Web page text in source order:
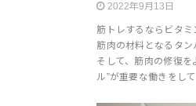
2022年9月13日
筋トレするならビタ
筋肉の材料となるタ
そして、筋肉の修復を
ル”が重要な働きをし